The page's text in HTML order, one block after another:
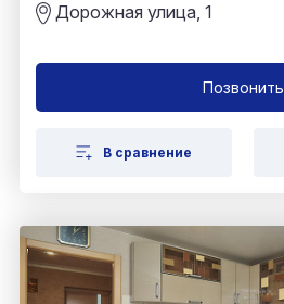
Дорожная улица, 1
Позвонить
В сравнение